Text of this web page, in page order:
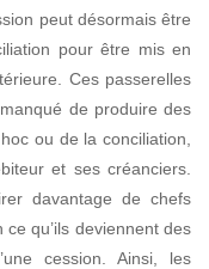
peut désormais être
pour être mis en
Ces passerelles
de produire des
ou de la conciliation,
et ses créanciers.
davantage de chefs
qu’ils deviennent des
cession. Ainsi, les